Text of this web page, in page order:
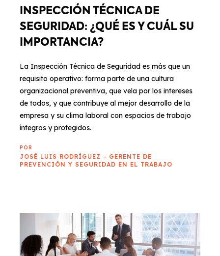
INSPECCIÓN TÉCNICA DE
SEGURIDAD: ¿QUÉ ES Y CUÁL SU
IMPORTANCIA?
La Inspección Técnica de Seguridad es más que un
requisito operativo: forma parte de una cultura
organizacional preventiva, que vela por los intereses
de todos, y que contribuye al mejor desarrollo de la
empresa y su clima laboral con espacios de trabajo
íntegros y protegidos.
POR
JOSÉ LUIS RODRÍGUEZ - GERENTE DE
PREVENCIÓN Y SEGURIDAD EN EL TRABAJO